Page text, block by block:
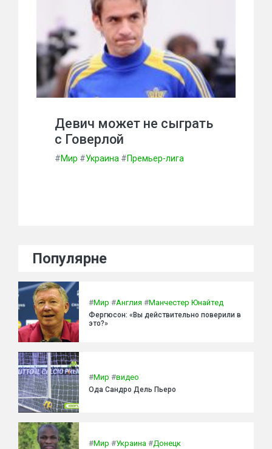
Девич может не сыграть
с Говерлой
#Мир #Украина #Премьер-лига
Популярне
#Мир #Англия #Манчестер Юнайтед
Фергюсон: «Вы действительно поверили в
это?»
#Мир #видео
Ода Сандро Дель Пьеро
#Мир #Украина #Донецк